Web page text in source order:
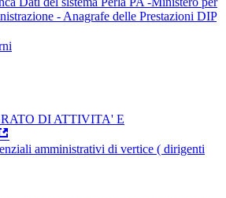
- Anagrafe delle Prestazioni DIP
DI ATTIVITA' E
amministrativi di vertice ( dirigenti